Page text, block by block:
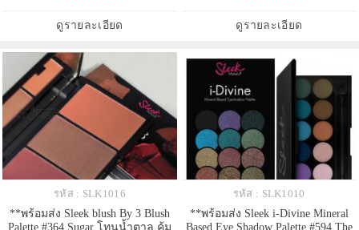
สี แต่งได้ง่ายเข้ากันกับทุกสไตล์การ
แต่งหน้า สีโทนเย็น เงินอมฟ้า ส้ม
ดูรายละเอียด
ธรรมชาติ P Pie - สีส้มเนื้อ matte ตัว
นี้คล้ายสี Aruba ค่ะ ต
ดูรายละเอียด
รหัส : SLK1016
**พร้อมส่ง Sleek blush By 3 Blush
Palette #364 Sugar โทนน้ำตาล คุ้ม
รหัส : SLK1010
**พร้อมส่ง Sleek i-Divine Mineral
Based Eye Shadow Palette #594 The